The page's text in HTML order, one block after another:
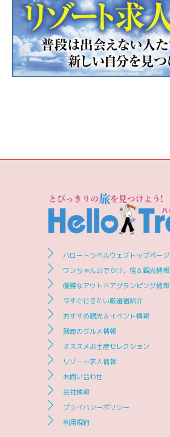
ハロートラベルウェブトップページ
ワンちゃんおでかけ、宿＆観光情報
優雅なアウトドアグランピング情報
今すぐ行きたい厳選宿紹介
おすすめ観光＆イベント情報
話題のグルメ情報
オススメお土産セレクション
リゾート求人情報
お問い合わせ
会社情報
プライバシーポリシー
利用規約